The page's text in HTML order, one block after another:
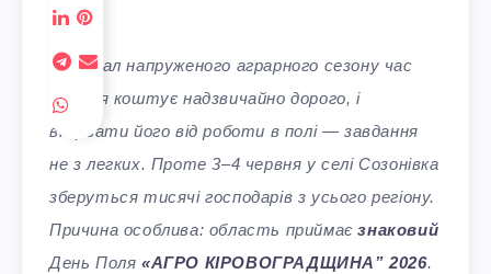
У розпал напруженого аграрного сезону час
аграрія коштує надзвичайно дорого, і
відірвати його від роботи в полі — завдання
не з легких. Проте 3–4 червня у селі Созонівка
зберуться тисячі господарів з усього регіону.
Причина особлива: область приймаєзнаковий
День Поля «АГРО КІРОВОГРАДЩИНА” 2026.